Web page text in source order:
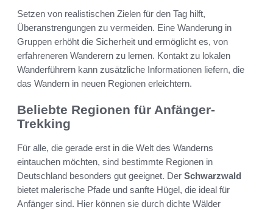
Setzen von realistischen Zielen für den Tag hilft,
Überanstrengungen zu vermeiden. Eine Wanderung in
Gruppen erhöht die Sicherheit und ermöglicht es, von
erfahreneren Wanderern zu lernen. Kontakt zu lokalen
Wanderführern kann zusätzliche Informationen liefern, die
das Wandern in neuen Regionen erleichtern.
Beliebte Regionen für Anfänger-
Trekking
Für alle, die gerade erst in die Welt des Wanderns
eintauchen möchten, sind bestimmte Regionen in
Deutschland besonders gut geeignet. Der Schwarzwald
bietet malerische Pfade und sanfte Hügel, die ideal für
Anfänger sind. Hier können sie durch dichte Wälder